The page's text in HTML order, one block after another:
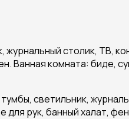
журнальный столик, ТВ,
Ванная комната: биде,
светильник,
рук, банный халат,